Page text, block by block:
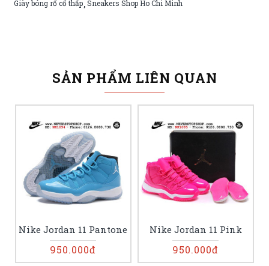
Giày bóng rổ cổ thấp,Sneakers Shop Ho Chi Minh
SẢN PHẨM LIÊN QUAN
Nike Jordan 11 Pantone
950.000đ
Nike Jordan 11 Pink
950.000đ